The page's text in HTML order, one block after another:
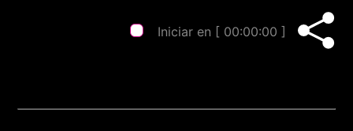
Iniciar en [ 00:00:00 ]